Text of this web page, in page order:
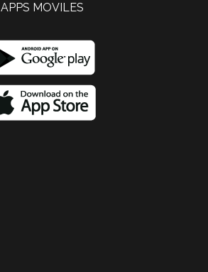
APPS MOVILES